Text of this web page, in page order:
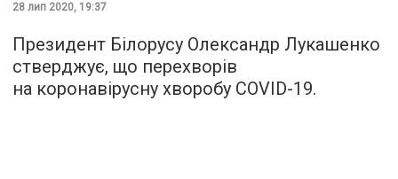
28 лип 2020, 19:37
Президент Білорусу Олександр Лукашенко
стверджує, що перехворів
на коронавірусну хворобу COVID-19.